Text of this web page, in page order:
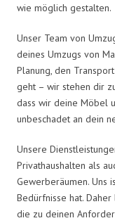
wie möglich gestalten.
Unser Team von
deines Umzugs von
Planung, den
geht – wir stehen dir
dass wir deine Möbel
unbeschadet an dein
Unsere
Privathaushalten als
Gewerberäumen. Uns
Bedürfnisse hat.
die zu deinen